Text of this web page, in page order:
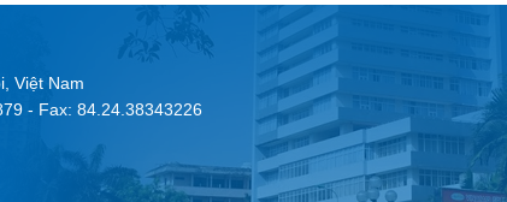
Việt Nam
- Fax: 84.24.38343226